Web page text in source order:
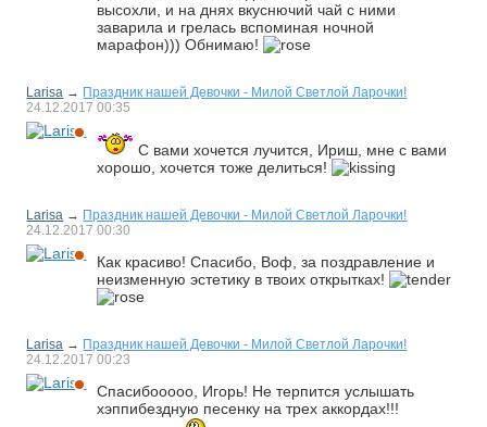
высохли, и на днях вкуснючий чай с ними
заварила и грелась вспоминая ночной
марафон))) Обнимаю!
Larisa → Праздник нашей Девочки - Милой Светлой Ларочки!
24.12.2017 00:35
С вами хочется лучится, Ириш, мне с вами
хорошо, хочется тоже делиться!
Larisa → Праздник нашей Девочки - Милой Светлой Ларочки!
24.12.2017 00:30
Как красиво! Спасибо, Воф, за поздравление и
неизменную эстетику в твоих открытках!
Larisa → Праздник нашей Девочки - Милой Светлой Ларочки!
24.12.2017 00:23
Спасибооооо, Игорь! Не терпится услышать
хэппибездную песенку на трех аккордах!!!